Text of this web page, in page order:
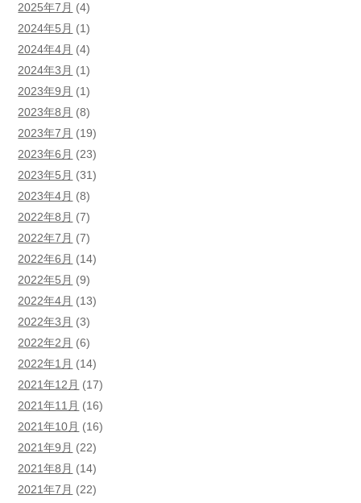
2025年7月 (4)
2024年5月 (1)
2024年4月 (4)
2024年3月 (1)
2023年9月 (1)
2023年8月 (8)
2023年7月 (19)
2023年6月 (23)
2023年5月 (31)
2023年4月 (8)
2022年8月 (7)
2022年7月 (7)
2022年6月 (14)
2022年5月 (9)
2022年4月 (13)
2022年3月 (3)
2022年2月 (6)
2022年1月 (14)
2021年12月 (17)
2021年11月 (16)
2021年10月 (16)
2021年9月 (22)
2021年8月 (14)
2021年7月 (22)